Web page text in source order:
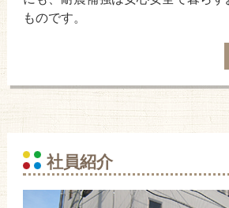
ものです。
社員紹介